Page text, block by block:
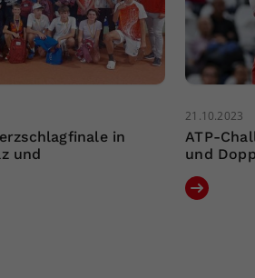
in
und
21.10.2023
ATP-
und